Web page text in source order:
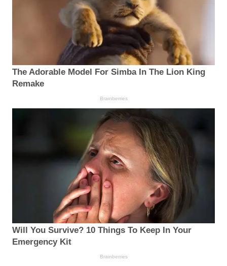
The Adorable Model For Simba In The Lion King
Remake
Brainberries
Will You Survive? 10 Things To Keep In Your
Emergency Kit
Brainberries